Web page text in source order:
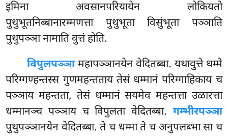
इमिना अवसानपरियायेन लोकियतो
पुथुभूतनिब्बानारम्मणत्ता पुथुभूता विसुंभूता पञ्ञाति
पुथुपञ्ञा नामाति वुत्तं होति.
विपुलपञ्ञामहापञ्ञानयेन वेदितब्बा. यथावुत्ते धम्मे
परिग्गण्हन्तस्स गुणमहन्तताय तेसं धम्मानं परिग्गाहिकाय च
पञ्ञाय महन्तता, तेसं धम्मानं सयमेव महन्तत्ता उळारत्ता
धम्मानञ्च पञ्ञाय च विपुलता वेदितब्बा. गम्भीरपञ्ञा
पुथुपञ्ञानयेन वेदितब्बा. ते च धम्मा ते च अनुपलब्भा सा च